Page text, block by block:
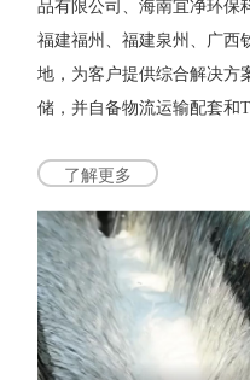
品有限公司、海南宜净环保
福建福州、福建泉州、广西
地，为客户提供综合解决方
储，并自备物流运输配套和
了解更多